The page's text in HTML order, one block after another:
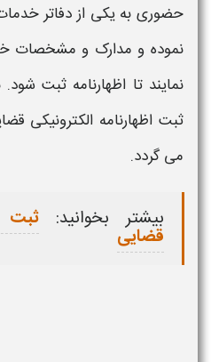
حضوری به یکی از دفاتر
نموده و مدارک و مشخصات
نمایند تا اظهارنامه ثبت شود.
ثبت اظهارنامه الکترونیکی
می گردد.
بیشتر بخوانید: ثبت
قضایی